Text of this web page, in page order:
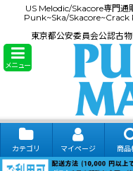
US Melodic/Skacore専門
Punk~Ska/Skacore~Crack
東京都公安委員会公認古
メニュー
カテゴリ マイページ 商品